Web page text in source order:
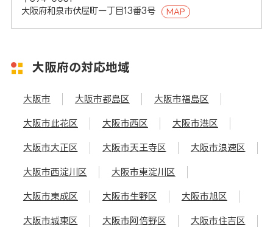
大阪府和泉市伏屋町一丁目13番3号
MAP
大阪府の対応地域
大阪市 大阪市都島区 大阪市福島区
大阪市此花区 大阪市西区 大阪市港区
大阪市大正区 大阪市天王寺区 大阪市浪速区
大阪市西淀川区 大阪市東淀川区
大阪市東成区 大阪市生野区 大阪市旭区
大阪市城東区 大阪市阿倍野区 大阪市住吉区